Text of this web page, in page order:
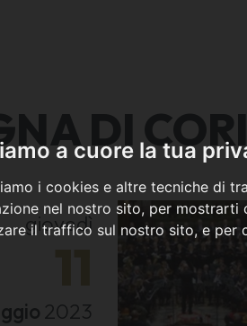
a cuore la tua
i cookies e altre tecniche di
nel nostro sito, per
il traffico sul nostro sito, e per
DI
giovedì
2023